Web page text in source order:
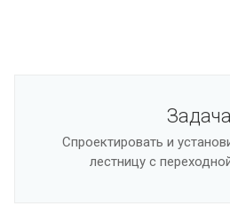
Задача
Спроектировать и
лестницу с